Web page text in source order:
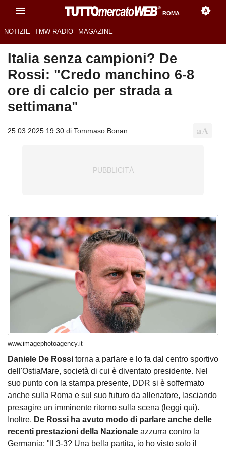
ROMA
NOTIZIE TMW RADIO MAGAZINE
Italia senza campioni? De
Rossi: "Credo manchino 6-8
ore di calcio per strada a
settimana"
25.03.2025 19:30 di Tommaso Bonan
www.imagephotoagency.it
Daniele De Rossi torna a parlare e lo fa dal centro sportivo
dell'OstiaMare, società di cui è diventato presidente. Nel
suo punto con la stampa presente, DDR si è soffermato
anche sulla Roma e sul suo futuro da allenatore, lasciando
presagire un imminente ritorno sulla scena ( leggi qui).
Inoltre, De Rossi ha avuto modo di parlare anche delle
recenti prestazioni della Nazionale azzurra contro la
Germania: "Il 3-3? Una bella partita, io ho visto solo il